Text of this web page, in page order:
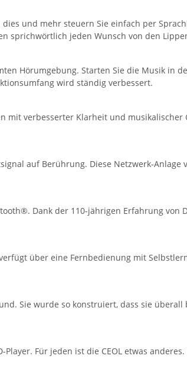
und mehr steuern Sie einfach per
sprichwörtlich jeden Wunsch von den
Hörumgebung. Starten Sie die Musik in
wird ständig verbessert.
mit verbesserter Klarheit und musikalischer
auf Berührung. Diese Netzwerk-Anlage
Dank der 110-jährigen Erfahrung von
über eine Fernbedienung mit
Sie wurde so konstruiert, dass sie
Für jeden ist die CEOL etwas